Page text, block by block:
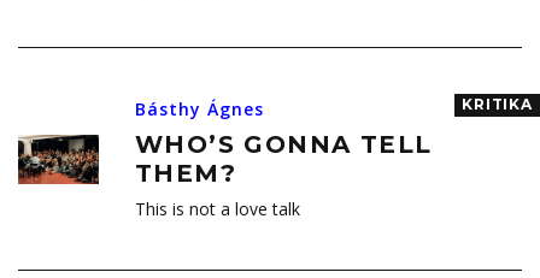
Básthy Ágnes
WHO’S GONNA TELL
THEM?
This is not a love talk
KRITIKA